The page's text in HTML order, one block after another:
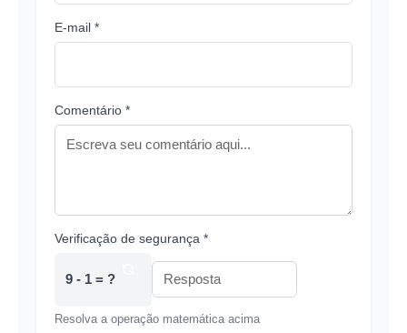
E-mail *
Comentário *
Verificação de segurança *
9 - 1 = ?
Resolva a operação matemática acima